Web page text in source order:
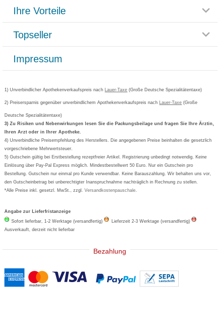
Häufig gestellte Fragen
Datenschutz
AGB
Cookie-Einstellungen
Vertrag widerrufen
Rücksendemöglichkeit
Paketlieferstatus
Versandkosten
Bestellschein ausfüllen
Newsletteranmeldung
Ihre Vorteile
Rezeptlieferung
Bonusprogramm
Gutschein und Rabatte
Kundenbewertung
Topseller
Grippostad
Bepanthen
Formoline
Wick
Eucerin
Basica
Impressum
1) Unverbindlicher Apothekenverkaufspreis nach Lauer-Taxe (Große Deutsche Spezialitätentaxe)
2) Preisersparnis gegenüber unverbindlichem Apothekenverkaufspreis nach Lauer-Taxe (Große
Deutsche Spezialitätentaxe)
3) Zu Risiken und Nebenwirkungen lesen Sie die Packungsbeilage und fragen Sie Ihre Ärztin,
Ihren Arzt oder in Ihrer Apotheke.
4) Unverbindliche Preisempfehlung des Herstellers. Die angegebenen Preise beinhalten die gesetzlich
vorgeschriebene Mehrwertsteuer.
5) Gutschein gültig bei Erstbestellung rezeptfreier Artikel. Registrierung unbedingt notwendig. Keine
Einlösung über Pay-Pal Express möglich. Mindestbestellwert 50 Euro. Nur ein Gutschein pro
Bestellung. Gutschein nur einmal pro Kunde verwendbar. Keine Barauszahlung. Wir behalten uns vor,
den Gutscheinbetrag bei unberechtigter Inanspruchnahme nachträglich in Rechnung zu stellen.
*Alle Preise inkl. gesetzl. MwSt., zzgl.Versandkostenpauschale
Angabe zur Lieferfristanzeige
Sofort lieferbar, 1-2 Werktage (versandfertig)
Lieferzeit 2-3 Werktage (versandfertig)
Ausverkauft, derzeit nicht lieferbar
Bezahlung